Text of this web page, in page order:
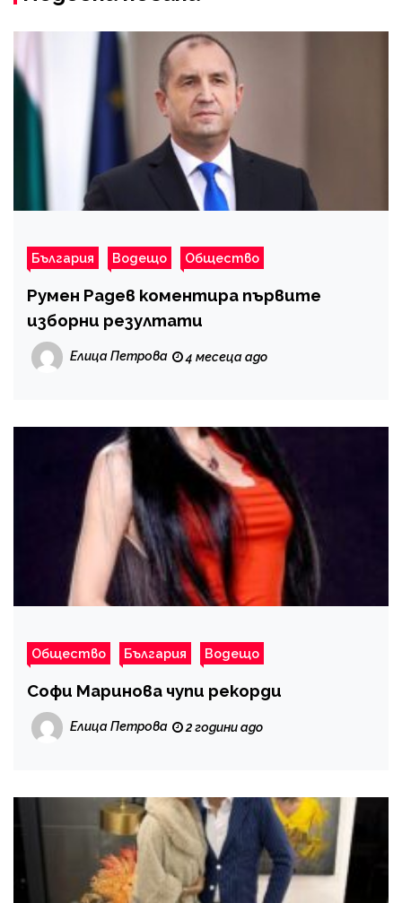
България Водещо Общество
Румен Радев коментира първите
изборни резултати
Елица Петрова 4 месеца ago
Общество България Водещо
Софи Маринова чупи рекорди
Елица Петрова 2 години ago